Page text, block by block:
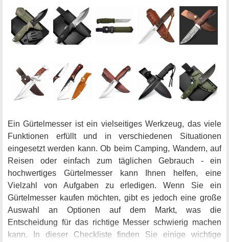
Ein Gürtelmesser ist ein vielseitiges Werkzeug, das viele
Funktionen erfüllt und in verschiedenen Situationen
eingesetzt werden kann. Ob beim Camping, Wandern, auf
Reisen oder einfach zum täglichen Gebrauch - ein
hochwertiges Gürtelmesser kann Ihnen helfen, eine
Vielzahl von Aufgaben zu erledigen. Wenn Sie ein
Gürtelmesser kaufen möchten, gibt es jedoch eine große
Auswahl an Optionen auf dem Markt, was die
Entscheidung für das richtige Messer schwierig machen
kann. In dieser Checkliste finden Sie einige wichtige